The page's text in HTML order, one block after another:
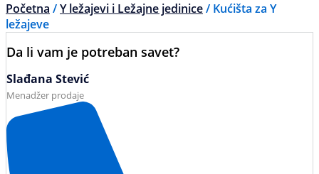
Početna /Y ležajevi i Ležajne jedinice/ Kućišta za Y
ležajeve
Da li vam je potreban savet?
Slađana Stević
Menadžer prodaje